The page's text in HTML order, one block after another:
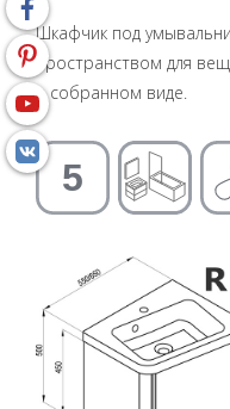
Шкафчик под
пространством для
в собранном виде.